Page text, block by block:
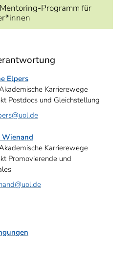
Programm für
Elpers
Karrierewege
Postdocs und Gleichstellung
@uol.de
Wienand
Karrierewege
Promovierende und
@uol.de